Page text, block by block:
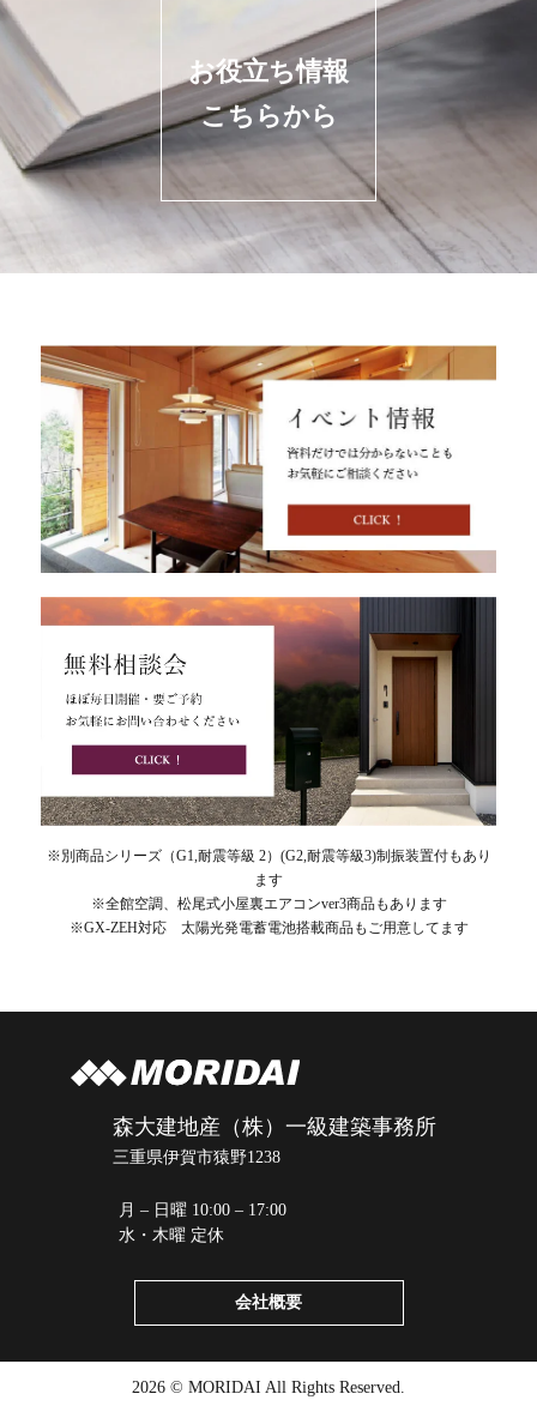
お役立ち情報
こちらから
※別商品シリーズ（G1,耐震等級 2）(G2,耐震等級3)制振装置付もあり
ます
※全館空調、松尾式小屋裏エアコンver3商品もあります
※GX-ZEH対応 太陽光発電蓄電池搭載商品もご用意してます
森大建地産（株）一級建築事務所
三重県伊賀市猿野1238
月 – 日曜 10:00 – 17:00
水・木曜 定休
会社概要
2026 © MORIDAI All Rights Reserved.